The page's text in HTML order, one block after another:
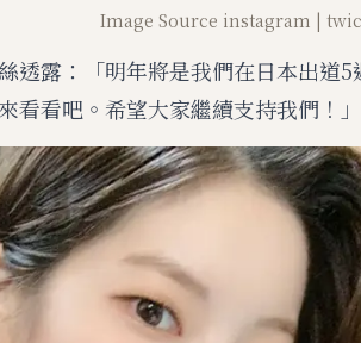
Image Source instagram |
透露：「明年將是我們在日本出道
看看吧。希望大家繼續支持我們！」